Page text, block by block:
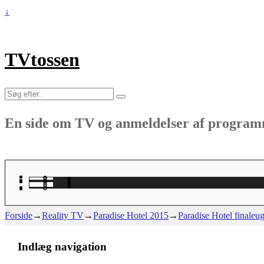
↓
TVtossen
Søg
En side om TV og anmeldelser af
Forside→Reality TV→Paradise Hotel 2015→Paradise Hotel
Indlæg navigation